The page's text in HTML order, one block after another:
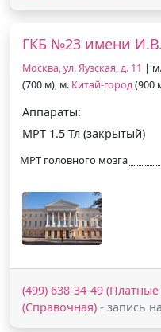
ГКБ №23 имени
Москва, ул. Яузская, д. 11 | м.
(700 м), м. Китай-город(900
Аппараты:
МРТ 1.5 Тл (закрытый)
МРТ головного мозга
(499) 638-34-49 (Платные
(Справочная) - запись